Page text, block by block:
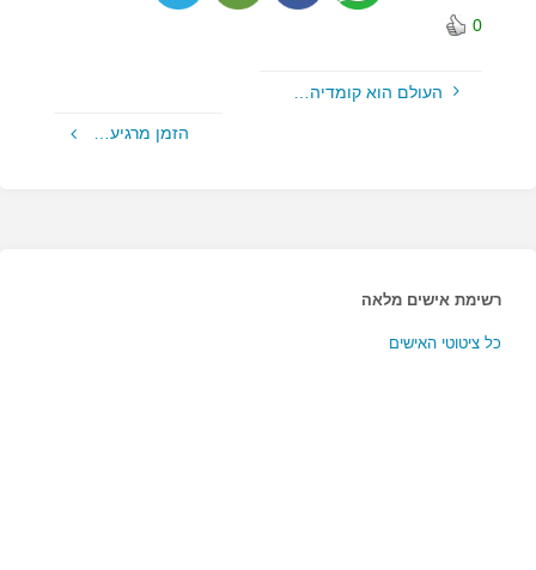
0
העולם הוא קומדיה…
הזמן מרגיע…
רשימת אישים מלאה
כל ציטוטי האישים